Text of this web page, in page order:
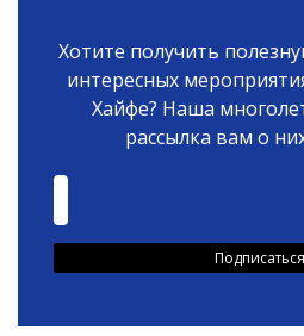
Хотите получить
интересных
Хайфе? Наша
рассылка вам о